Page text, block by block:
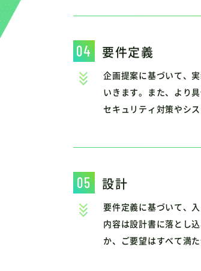
要件定義
企画提案に基づいて、
いきます。また、より
セキュリティ対策やシ
設計
要件定義に基づいて、
内容は設計書に落とし
か、ご要望はすべて満